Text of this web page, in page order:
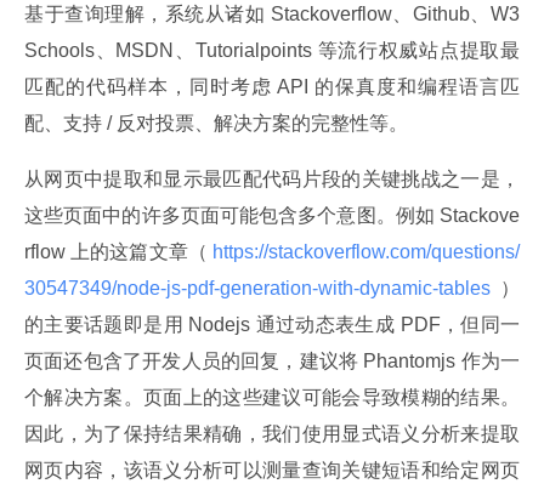
基于查询理解，系统从诸如 Stackoverflow、Github、W3
Schools、MSDN、Tutorialpoints 等流行权威站点提取最
匹配的代码样本，同时考虑 API 的保真度和编程语言匹
配、支持 / 反对投票、解决方案的完整性等。
从网页中提取和显示最匹配代码片段的关键挑战之一是，
这些页面中的许多页面可能包含多个意图。例如 Stackove
rflow 上的这篇文章（ https://stackoverflow.com/questions/
30547349/node-js-pdf-generation-with-dynamic-tables ）
的主要话题即是用 Nodejs 通过动态表生成 PDF，但同一
页面还包含了开发人员的回复，建议将 Phantomjs 作为一
个解决方案。页面上的这些建议可能会导致模糊的结果。
因此，为了保持结果精确，我们使用显式语义分析来提取
网页内容，该语义分析可以测量查询关键短语和给定网页